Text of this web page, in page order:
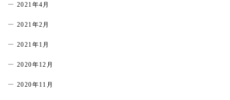
2021年4月
2021年2月
2021年1月
2020年12月
2020年11月